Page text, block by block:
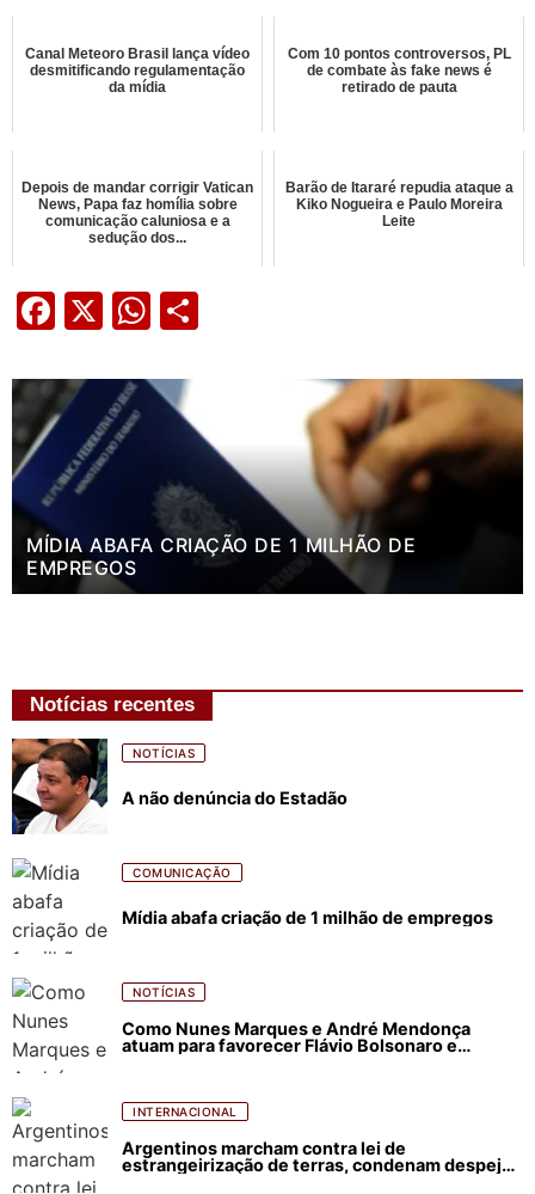
Canal Meteoro Brasil lança vídeo
desmitificando regulamentação
da mídia
Com 10 pontos controversos, PL
de combate às fake news é
retirado de pauta
Depois de mandar corrigir Vatican
News, Papa faz homília sobre
comunicação caluniosa e a
sedução dos...
Barão de Itararé repudia ataque a
Kiko Nogueira e Paulo Moreira
Leite
Facebook
X WhatsApp
MÍDIA ABAFA CRIAÇÃO DE 1 MILHÃO DE
EMPREGOS
Notícias recentes
NOTÍCIAS
A não denúncia do Estadão
COMUNICAÇÃO
Mídia abafa criação de 1 milhão de empregos
NOTÍCIAS
Como Nunes Marques e André Mendonça
atuam para favorecer Flávio Bolsonaro e
INTERNACIONAL
Argentinos marcham contra lei de
estrangeirização de terras, condenam despejos